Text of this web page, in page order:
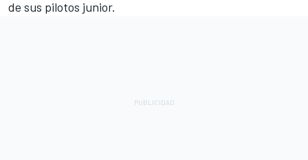
de sus pilotos junior.